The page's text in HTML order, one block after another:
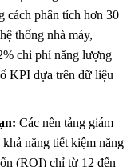
cách phân tích hơn 30
thống nhà máy,
chi phí năng lượng
KPI dựa trên dữ liệu
Các nền tảng giám
năng tiết kiệm năng
(ROI) chỉ từ 12 đến